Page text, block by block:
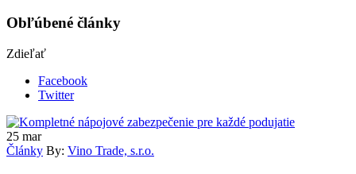
Obľúbené články
Zdieľať
Facebook
Twitter
25 mar
Články By: Vino Trade, s.r.o.